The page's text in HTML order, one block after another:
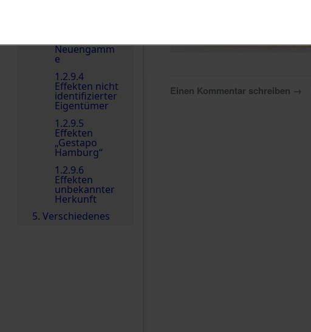
Neuengamm
e
1.2.9.4
Effekten nicht
identifizierter
Eigentümer
1.2.9.5
Effekten
„Gestapo
Hamburg“
1.2.9.6
Effekten
unbekannter
Herkunft
5. Verschiedenes
Einen Kommentar schreiben →